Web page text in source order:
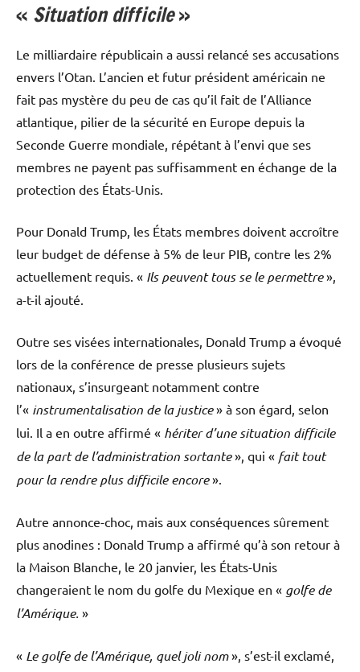
« Situation difficile»
Le milliardaire républicain a aussi relancé ses accusations
envers l’Otan. L’ancien et futur président américain ne
fait pas mystère du peu de cas qu’il fait de l’Alliance
atlantique, pilier de la sécurité en Europe depuis la
Seconde Guerre mondiale, répétant à l’envi que ses
membres ne payent pas suffisamment en échange de la
protection des États-Unis.
Pour Donald Trump, les États membres doivent accroître
leur budget de défense à 5% de leur PIB, contre les 2%
actuellement requis. « Ils peuvent tous se le permettre»,
a-t-il ajouté.
Outre ses visées internationales, Donald Trump a évoqué
lors de la conférence de presse plusieurs sujets
nationaux, s’insurgeant notamment contre
l’« instrumentalisation de la justice» à son égard, selon
lui. Il a en outre affirmé « hériter d’une situation difficile
de la part de l’administration sortante», qui « fait tout
pour la rendre plus difficile encore».
Autre annonce-choc, mais aux conséquences sûrement
plus anodines : Donald Trump a affirmé qu’à son retour à
la Maison Blanche, le 20 janvier, les États-Unis
changeraient le nom du golfe du Mexique en « golfe de
l’Amérique. »
« Le golfe de l’Amérique, quel joli nom», s’est-il exclamé,